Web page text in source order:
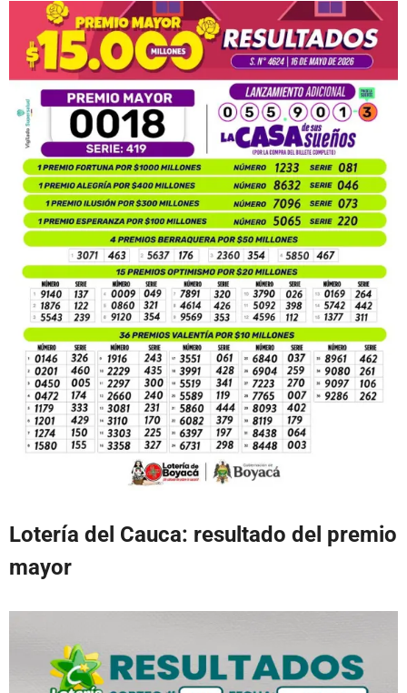
Lotería del Cauca: resultado del premio
mayor